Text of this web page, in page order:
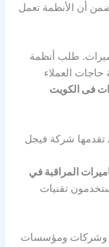
أن الأنظمة تعمل
طلب أنظمة
حاجات العملاء
فى الكويت
تقدمها شركة فيجل
المراقبة في
تقنيات
وشركات ومؤسسات